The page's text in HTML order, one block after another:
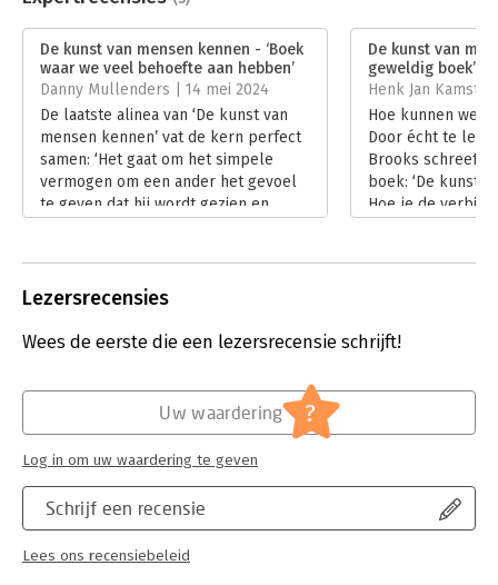
Een krachtig, indringend boek dat je niet meer loslaat.
Guardian
Zeer ontroerend en buitengewoon scherp. En hoopvol in de
beste zin van het woord.- The Washington Post
Een must-read in tijden van sociale distantie en nieuwe
gemeenschapszin.- Trouw
Uitgever:
Unieboek | Het Spectrum
Druk:
1
Verschijningsdatum:
15-12-2023
Hoofdrubriek: Psychologie
De kunst van mensen kennen - ‘Boek
waar we veel behoefte aan hebben’
Danny Mullenders | 14 mei 2024
De laatste alinea van ‘De kunst van
mensen kennen’ vat de kern perfect
samen: ‘Het gaat om het simpele
vermogen om een ander het gevoel
te geven dat hij wordt gezien en
burger, geliefde, echtgenoot en
Lees verder
De kunst van
geweldig boek’
Henk Jan
Hoe kunnen we
Door écht te
Brooks schreef
boek: ‘De kunst
Hoe je de
Lezersrecensies
Wees de eerste die een lezersrecensie schrijft!
Schrijf een recensie
Lees ons recensiebeleid
Uw waardering ?
Log in om uw waardering te geven